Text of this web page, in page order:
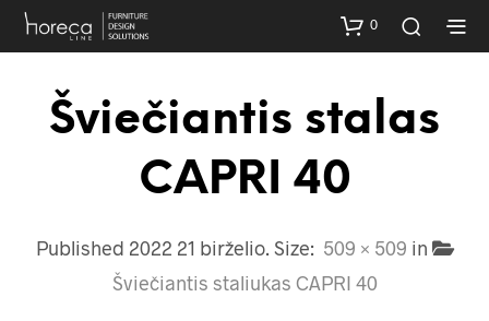
0
Šviečiantis stalas
CAPRI 40
Published 2022 21 birželio. Size: 509 × 509 in
Šviečiantis staliukas CAPRI 40